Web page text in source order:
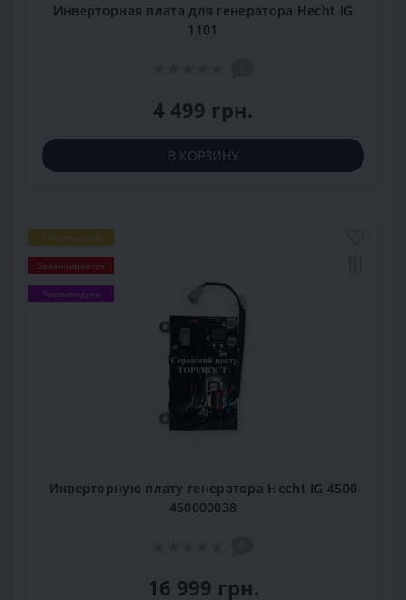
Инверторная плата для генератора Hecht IG
1101
4 499 грн.
В КОРЗИНУ
Популярный
Заканчивается
Рекомендуем
Инверторную плату генератора Hecht IG 4500
450000038
16 999 грн.